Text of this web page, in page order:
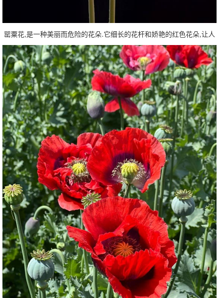
罂粟花,是一种美丽而危险的花朵.它细长的花杆和娇艳的红色花朵,让人